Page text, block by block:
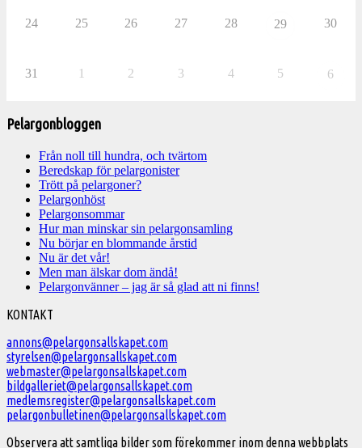
24 25 26 27 28 29 30
31 1 2 3 4 5 6
Pelargonbloggen
Från noll till hundra, och tvärtom
Beredskap för pelargonister
Trött på pelargoner?
Pelargonhöst
Pelargonsommar
Hur man minskar sin pelargonsamling
Nu börjar en blommande årstid
Nu är det vår!
Men man älskar dom ändå!
Pelargonvänner – jag är så glad att ni finns!
Välkommen
till
Svenska
Pelargonsällskapet
KONTAKT
annons@pelargonsallskapet.com
styrelsen@pelargonsallskapet.com
webmaster@pelargonsallskapet.com
bildgalleriet@pelargonsallskapet.com
medlemsregister@pelargonsallskapet.com
pelargonbulletinen@pelargonsallskapet.com
Observera att samtliga bilder som förekommer inom denna webbplats